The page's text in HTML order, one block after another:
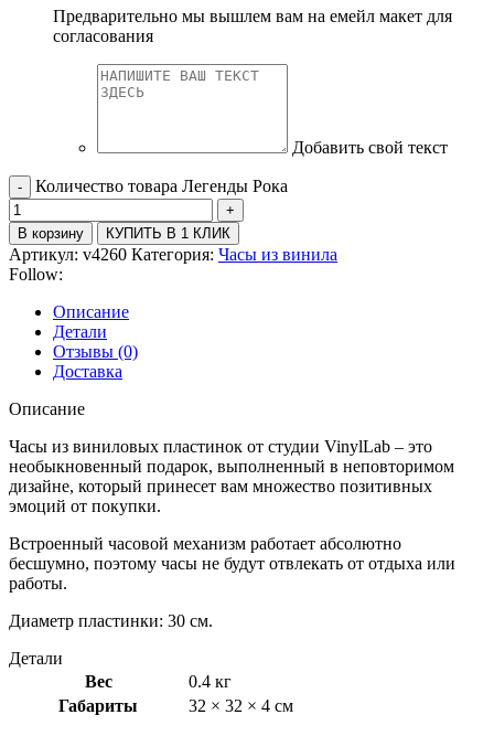
Предварительно мы вышлем вам на емейл макет для
согласования
Добавить свой текст
Количество товара Легенды Рока
В корзину КУПИТЬ В 1 КЛИК
Артикул: v4260 Категория: Часы из винила
Follow:
Описание
Детали
Отзывы (0)
Доставка
Описание
Часы из виниловых пластинок от студии VinylLab – это
необыкновенный подарок, выполненный в неповторимом
дизайне, который принесет вам множество позитивных
эмоций от покупки.
Встроенный часовой механизм работает абсолютно
бесшумно, поэтому часы не будут отвлекать от отдыха или
работы.
Диаметр пластинки: 30 см.
Детали
Вес
0.4 кг
Габариты
32 × 32 × 4 см